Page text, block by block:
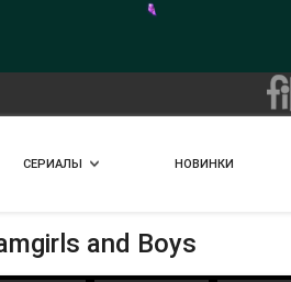
СЕРИАЛЫ НОВИНКИ
and Boys